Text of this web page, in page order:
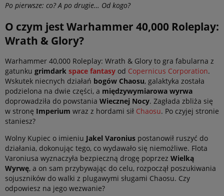
Po pierwsze: co? A po drugie… Od kogo?
O czym jest Warhammer 40,000 Roleplay:
Wrath & Glory?
Warhammer 40,000 Roleplay: Wrath & Glory to gra fabularna z
gatunku grimdark space fantasy od Copernicus Corporation.
Wskutek niecnych działań bogów Chaosu, galaktyka została
podzielona na dwie części, a międzywymiarowa wyrwa
doprowadziła do powstania Wiecznej Nocy. Zagłada zbliża się
w stronę Imperium wraz z hordami sił Chaosu. Po czyjej stronie
staniesz?
Wolny Kupiec o imieniu Jakel Varonius postanowił ruszyć do
działania, dokonując tego, co wydawało się niemożliwe. Flota
Varoniusa wyznaczyła bezpieczną drogę poprzez Wielką
Wyrwę, a on sam przybywając do celu, rozpoczął poszukiwania
sojuszników do walki z plugawymi sługami Chaosu. Czy
odpowiesz na jego wezwanie?